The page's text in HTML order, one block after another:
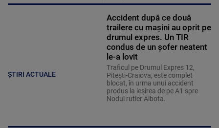
ȘTIRI ACTUALE
Accident după ce două
trailere cu mașini au oprit pe
drumul expres. Un TIR
condus de un șofer neatent
le-a lovit
Traficul pe Drumul Expres 12,
Pitești-Craiova, este complet
blocat, în urma unui accident
produs la ieșirea de pe A1 spre
Nodul rutier Albota.